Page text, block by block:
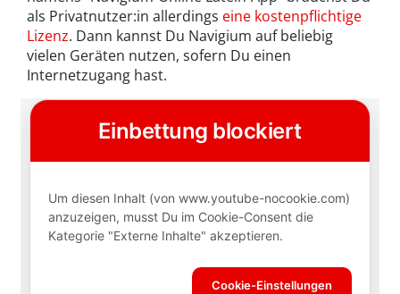
als Privatnutzer:in allerdings eine kostenpflichtige
Lizenz. Dann kannst Du Navigium auf beliebig
vielen Geräten nutzen, sofern Du einen
Internetzugang hast.